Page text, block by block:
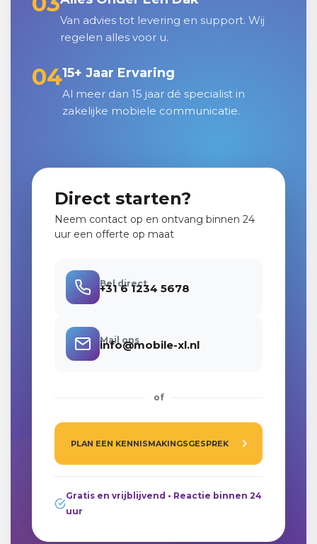
Van advies tot levering en support. Wij
regelen alles voor u.
0415+ Jaar Ervaring
Al meer dan 15 jaar dé specialist in
zakelijke mobiele communicatie.
Direct starten?
Neem contact op en ontvang binnen 24
uur een offerte op maat
Bel direct
+31 6 1234 5678
Mail ons
info@mobile-xl.nl
of
PLAN EEN KENNISMAKINGSGESPREK
Gratis en vrijblijvend • Reactie binnen 24
uur